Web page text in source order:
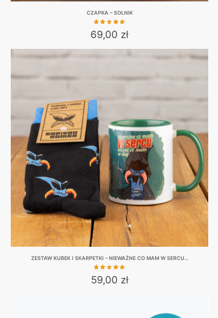
CZAPKA – SOLNIK
69,00 zł
ZESTAW KUBEK I SKARPETKI – NIEWAŻNE CO MAM W SERCU…
59,00 zł